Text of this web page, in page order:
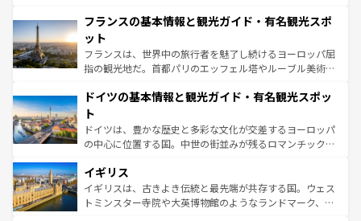
なお、新着のイタリア情報はコンテンツ一覧を参照してほ
しい。
文化が根付くこの国では、情熱的なフラメンコ、熱気あふ
れる闘牛、そして美味しいタパスが生活の一部となってい
る。首都マドリードの洗練された雰囲気や、バルセロナの
アートに溢れた街角から、地方では古代ローマ遺跡や中世
せる。地方によって風土や気候が異なるスペインはその個
ンテンツ一覧 を参照してほしい。
フランスの基本情報と観光ガイド・有名観光スポ
ット
フランスは、世界中の旅行者を魅了し続けるヨーロッパ屈
指の観光地だ。首都パリのエッフェル塔やルーブル美術館
で、幅広い魅力が詰まっている。華麗な宮殿、歴史的な大
聖堂、美しいビーチ、そして豊かな自然が、訪れる者を心
から魅了する。また、フランスは美食の国としても知ら
れ、フランス料理はユネスコ無形文化遺産にも登録されて
香り高いラベンダー畑など、多彩な楽しみ方が可能だ。さ
らに、パリ以外の地域にも魅力が溢れており、どの街角に
も豊かな歴史と文化が息づいている。パリ以外の個性あふ
ドイツの基本情報と観光ガイド・有名観光スポッ
ト
ドイツは、豊かな歴史と多彩な文化が交差するヨーロッパ
の中心に位置する国。中世の街並みが残るロマンチック街
顔を持つこの国は、どこを歩いても飽きることがない。ベ
ルリンの文化的活気、バイエルン州のアルプスの絶景、そ
してライン川沿いのワイン畑といった風景は必見。ビール
イギリス
イギリスは、古きよき伝統と最先端が共存する国。ウェス
トミンスター寺院や大英博物館のようなランドマーク、歴